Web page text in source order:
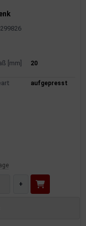
[mm] 20
aufgepresst
+